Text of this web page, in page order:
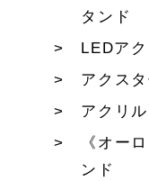
タンド
LEDア
アクス
アクリ
《オー
ンド